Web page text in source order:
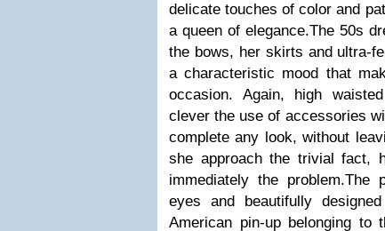
delicate touches of color and
a queen of elegance.The 50s
the bows, her skirts and ultra-
a characteristic mood that
occasion. Again, high
clever the use of accessories
complete any look, without
she approach the trivial fact,
immediately the problem.The
eyes and beautifully
American pin-up belonging to